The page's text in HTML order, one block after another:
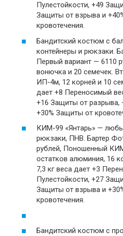
Пулестойкости, +49
Защиты от взрыва и
кровотечения.
Бандитский костюм с
контейнеры и рюкзаки.
Первый вариант — 6110
вонючка и 20 семечек.
ИП-4м, 12 корней и 10
дает +8 Переносимый
+16 Защиты от разрыва,
+30% Защиты от
КИМ-99 «Янтарь» —
рюкзаки, ПНВ. Бартер
рублей, Поношенный
остатков алюминия, 16
7,3 кг веса дает +3
Пулестойкости, +27
Защиты от взрыва и
кровотечения.
Бандитский костюм с